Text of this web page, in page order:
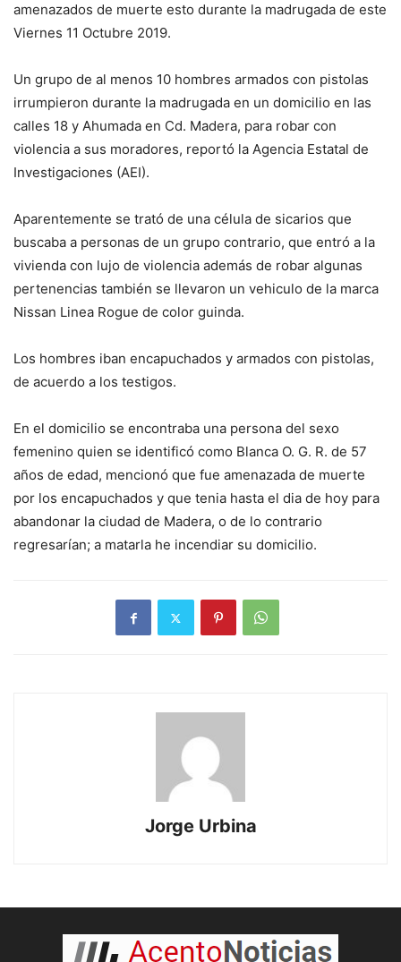
amenazados de muerte esto durante la madrugada de este
Viernes 11 Octubre 2019.
Un grupo de al menos 10 hombres armados con pistolas
irrumpieron durante la madrugada en un domicilio en las
calles 18 y Ahumada en Cd. Madera, para robar con
violencia a sus moradores, reportó la Agencia Estatal de
Investigaciones (AEI).
Aparentemente se trató de una célula de sicarios que
buscaba a personas de un grupo contrario, que entró a la
vivienda con lujo de violencia además de robar algunas
pertenencias también se llevaron un vehiculo de la marca
Nissan Linea Rogue de color guinda.
Los hombres iban encapuchados y armados con pistolas,
de acuerdo a los testigos.
En el domicilio se encontraba una persona del sexo
femenino quien se identificó como Blanca O. G. R. de 57
años de edad, mencionó que fue amenazada de muerte
por los encapuchados y que tenia hasta el dia de hoy para
abandonar la ciudad de Madera, o de lo contrario
regresarían; a matarla he incendiar su domicilio.
Jorge Urbina